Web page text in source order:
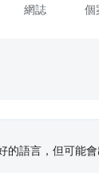
網誌 個
語言，但可能會